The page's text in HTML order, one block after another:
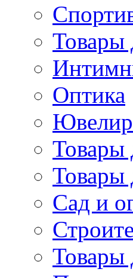
Товары
Оптика
Товары
Товары
Сад и
Товары